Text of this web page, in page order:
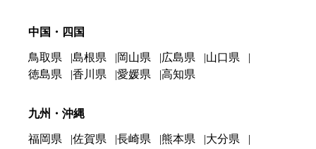
中国・四国
鳥取県 島根県 岡山県 広島県
山口県
徳島県
香川県 愛媛県 高知県
九州・沖縄
福岡県 佐賀県 長崎県 熊本県
大分県